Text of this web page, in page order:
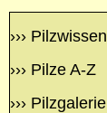
››› Pilzwissen
››› Pilze A-Z
››› Pilzgalerie